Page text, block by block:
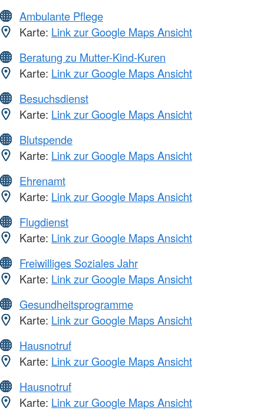
Ambulante Pflege
Karte: Link zur Google Maps Ansicht
Beratung zu Mutter-Kind-Kuren
Karte: Link zur Google Maps Ansicht
Besuchsdienst
Karte: Link zur Google Maps Ansicht
Blutspende
Karte: Link zur Google Maps Ansicht
Ehrenamt
Karte: Link zur Google Maps Ansicht
Flugdienst
Karte: Link zur Google Maps Ansicht
Freiwilliges Soziales Jahr
Karte: Link zur Google Maps Ansicht
Gesundheitsprogramme
Karte: Link zur Google Maps Ansicht
Hausnotruf
Karte: Link zur Google Maps Ansicht
Hausnotruf
Karte: Link zur Google Maps Ansicht